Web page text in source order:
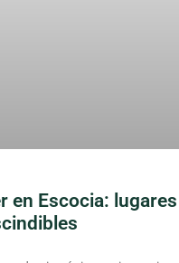
en Escocia: lugares